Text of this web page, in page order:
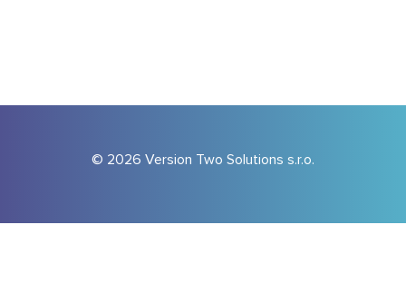
© 2026 Version Two Solutions s.r.o.